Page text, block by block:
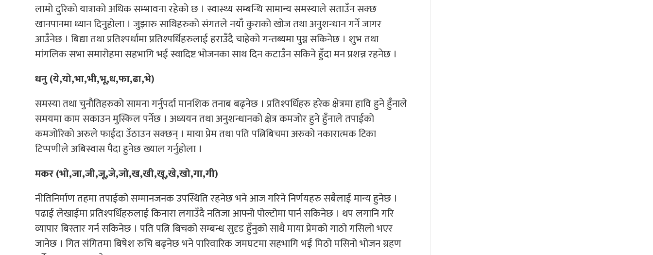
लामो दुरिको यात्राको अधिक सम्भावना रहेको छ । स्वास्थ्य सम्बन्धि सामान्य समस्याले सताउँन सक्छ
खानपानमा ध्यान दिनुहोला । जुझारु साथिहरुको संगतले नयाँ कुराको खोज तथा अनुशन्धान गर्ने जागर
आउँनेछ । बिद्या तथा प्रतिश्पर्धामा प्रतिश्पर्धिहरुलाई हराउँदै चाहेको गन्तब्यमा पुग्न सकिनेछ । शुभ तथा
मांगलिक सभा समारोहमा सहभागि भई स्वादिष्ट भोजनका साथ दिन कटाउँन सकिने हुँदा मन प्रशन्न रहनेछ ।
धनु (ये,यो,भा,भी,भू,ध,फा,ढा,भे)
समस्या तथा चुनौतिहरुको सामना गर्नुपर्दा मानशिक तनाब बढ्नेछ । प्रतिश्पर्धिहरु हरेक क्षेत्रमा हावि हुने हुँनाले
समयमा काम सकाउन मुस्किल पर्नेछ । अध्ययन तथा अनुशन्धानको क्षेत्र कमजोर हुने हुँनाले तपाईको
कमजोरिको अरुले फाईदा उँठाउन सक्छन् । माया प्रेम तथा पति पत्निबिचमा अरुको नकारात्मक टिका
टिप्पणीले अबिस्वास पैदा हुनेछ ख्याल गर्नुहोला ।
मकर (भो,जा,जी,जू,जे,जो,ख,खी,खू,खे,खो,गा,गी)
नीतिनिर्माण तहमा तपाईको सम्मानजनक उपस्थिति रहनेछ भने आज गरिने निर्णयहरु सबैलाई मान्य हुनेछ ।
पढाई लेखाईमा प्रतिश्पर्धिहरुलाई किनारा लगाउँदै नतिजा आफ्नो पोल्टोमा पार्न सकिनेछ । थप लगानि गरि
व्यापार बिस्तार गर्न सकिनेछ । पति पत्नि बिचको सम्बन्ध सुदृड हुँनुको साथै माया प्रेमको गाठो गसिलो भएर
जानेछ । गित संगितमा बिषेश रुचि बढ्नेछ भने पारिवारिक जमघटमा सहभागि भई मिठो मसिनो भोजन ग्रहण